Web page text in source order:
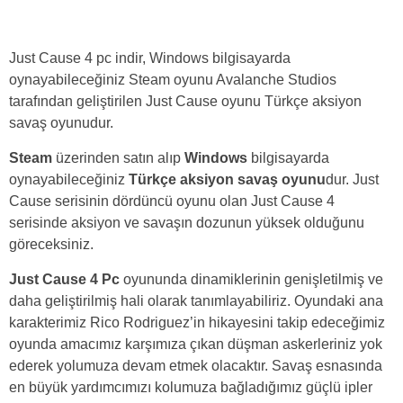
Just Cause 4 pc indir, Windows bilgisayarda
oynayabileceğiniz Steam oyunu Avalanche Studios
tarafından geliştirilen Just Cause oyunu Türkçe aksiyon
savaş oyunudur.
Steam üzerinden satın alıp Windows bilgisayarda
oynayabileceğiniz Türkçe aksiyon savaş oyunudur. Just
Cause serisinin dördüncü oyunu olan Just Cause 4
serisinde aksiyon ve savaşın dozunun yüksek olduğunu
göreceksiniz.
Just Cause 4 Pc oyununda dinamiklerinin genişletilmiş ve
daha geliştirilmiş hali olarak tanımlayabiliriz. Oyundaki ana
karakterimiz Rico Rodriguez’in hikayesini takip edeceğimiz
oyunda amacımız karşımıza çıkan düşman askerleriniz yok
ederek yolumuza devam etmek olacaktır. Savaş esnasında
en büyük yardımcımızı kolumuza bağladığımız güçlü ipler